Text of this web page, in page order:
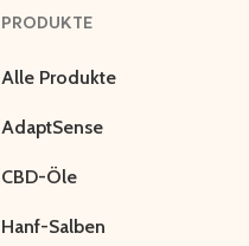
PRODUKTE
Alle Produkte
AdaptSense
CBD-Öle
Hanf-Salben